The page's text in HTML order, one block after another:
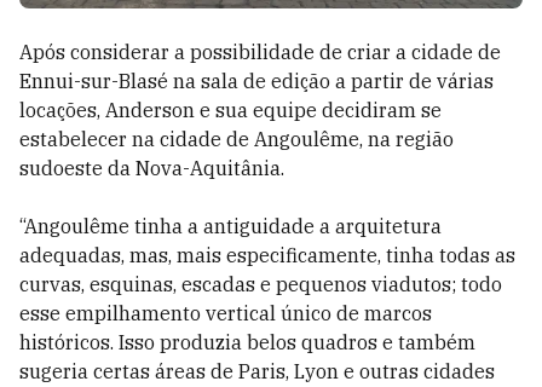
Após considerar a possibilidade de criar a cidade de
Ennui-sur-Blasé na sala de edição a partir de várias
locações, Anderson e sua equipe decidiram se
estabelecer na cidade de Angoulême, na região
sudoeste da Nova-Aquitânia.
“Angoulême tinha a antiguidade a arquitetura
adequadas, mas, mais especificamente, tinha todas as
curvas, esquinas, escadas e pequenos viadutos; todo
esse empilhamento vertical único de marcos
históricos. Isso produzia belos quadros e também
sugeria certas áreas de Paris, Lyon e outras cidades